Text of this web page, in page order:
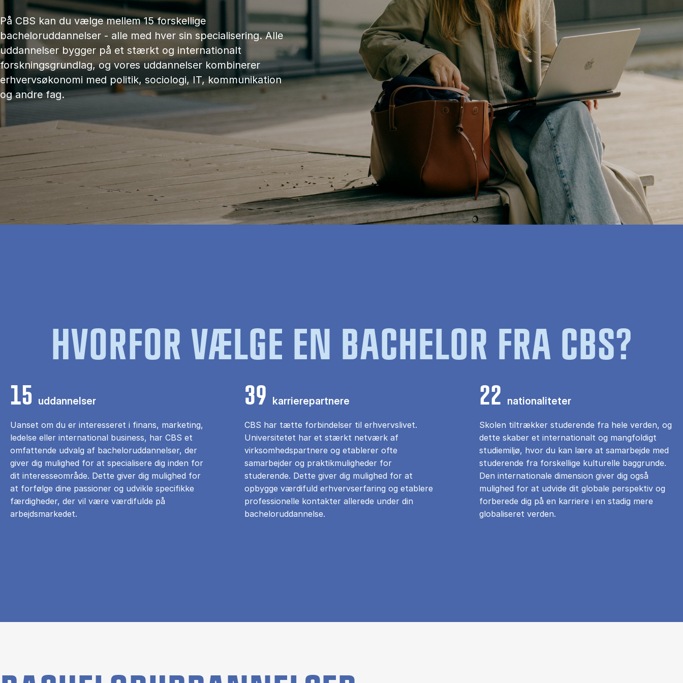
På CBS kan du vælge mellem 15 forskellige
bacheloruddannelser - alle med hver sin specialisering. Alle
uddannelser bygger på et stærkt og internationalt
forskningsgrundlag, og vores uddannelser kombinerer
erhvervsøkonomi med politik, sociologi, IT, kommunikation
og andre fag.
HVORFOR VÆLGE EN BACHELOR FRA CBS?
15 uddannelser
Uanset om du er interesseret i finans, marketing,
ledelse eller international business, har CBS et
omfattende udvalg af bacheloruddannelser, der
giver dig mulighed for at specialisere dig inden for
dit interesseområde. Dette giver dig mulighed for
at forfølge dine passioner og udvikle specifikke
færdigheder, der vil være værdifulde på
arbejdsmarkedet.
39 karrierepartnere
CBS har tætte forbindelser til erhvervslivet.
Universitetet har et stærkt netværk af
virksomhedspartnere og etablerer ofte
samarbejder og praktikmuligheder for
studerende. Dette giver dig mulighed for at
opbygge værdifuld erhvervserfaring og etablere
professionelle kontakter allerede under din
bacheloruddannelse.
22 nationaliteter
Skolen tiltrækker studerende fra hele verden, og
dette skaber et internationalt og mangfoldigt
studiemiljø, hvor du kan lære at samarbejde med
studerende fra forskellige kulturelle baggrunde.
Den internationale dimension giver dig også
mulighed for at udvide dit globale perspektiv og
forberede dig på en karriere i en stadig mere
globaliseret verden.